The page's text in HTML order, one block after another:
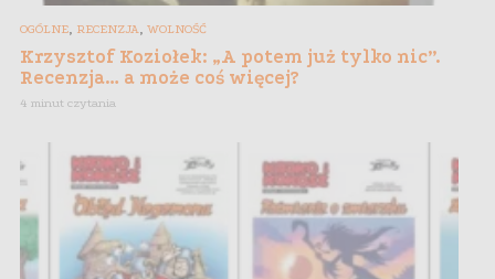
OGÓLNE RECENZJA WOLNOŚĆ
Krzysztof Koziołek: „A potem już tylko nic”.
Recenzja… a może coś więcej?
4 minut czytania